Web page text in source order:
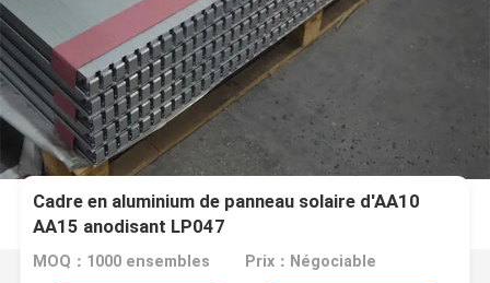
Cadre en aluminium de panneau solaire d'AA10
AA15 anodisant LP047
MOQ：1000 ensembles Prix：Négociable